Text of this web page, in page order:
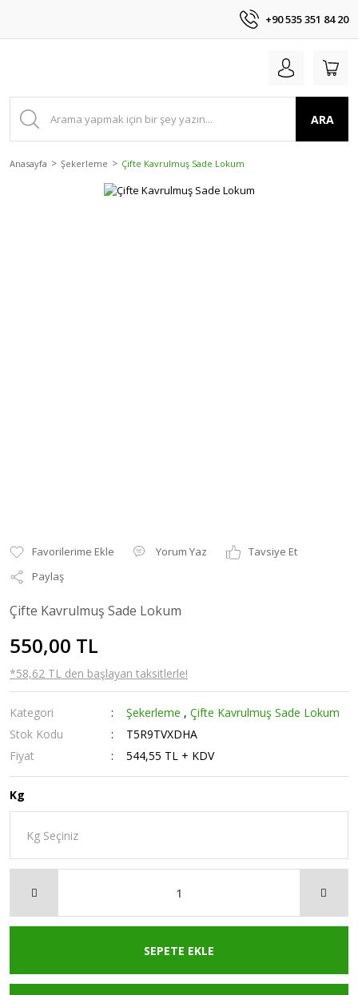
+90 535 351 84 20
ARA
Anasayfa Şekerleme Çifte Kavrulmuş Sade Lokum
Yorum Yaz
Tavsiye Et
Paylaş
Çifte Kavrulmuş Sade Lokum
550,00 TL
*58,62 TL den başlayan taksitlerle!
Kategori Şekerleme ,Çifte Kavrulmuş Sade Lokum
Stok Kodu
T5R9TVXDHA
Fiyat
544,55 TL + KDV
Kg
SEPETE EKLE